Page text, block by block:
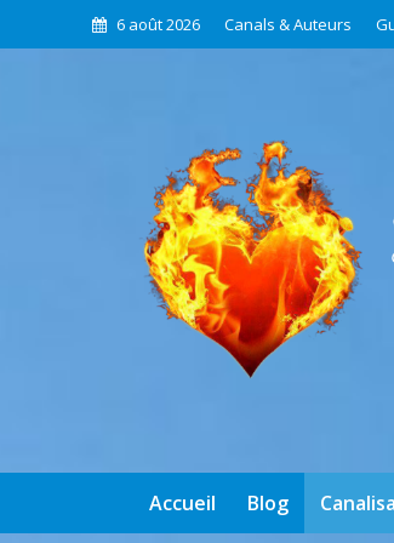
6 août 2026 Canals & Auteurs
Accueil Blog